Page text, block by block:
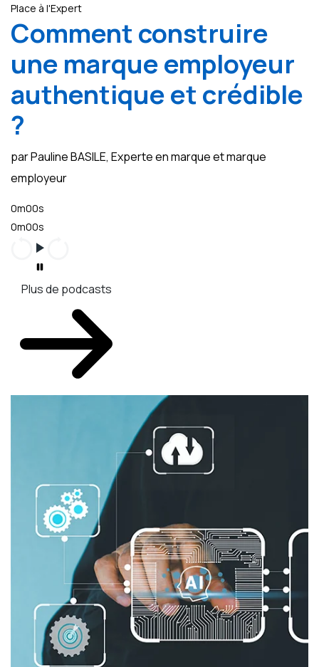
Place à l'Expert
Comment construire
une marque employeur
authentique et crédible
?
par Pauline BASILE, Experte en marque et marque
employeur
0m00s
0m00s
Plus de podcasts